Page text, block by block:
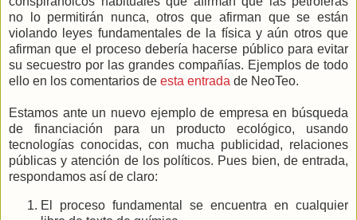
no lo permitirán nunca, otros que afirman que se están
violando leyes fundamentales de la física y aún otros que
afirman que el proceso debería hacerse público para evitar
su secuestro por las grandes compañías. Ejemplos de todo
ello en los comentarios de esta entrada de NeoTeo.
Estamos ante un nuevo ejemplo de empresa en búsqueda
de financiación para un producto ecológico, usando
tecnologías conocidas, con mucha publicidad, relaciones
públicas y atención de los políticos. Pues bien, de entrada,
respondamos así de claro:
El proceso fundamental se encuentra en cualquier